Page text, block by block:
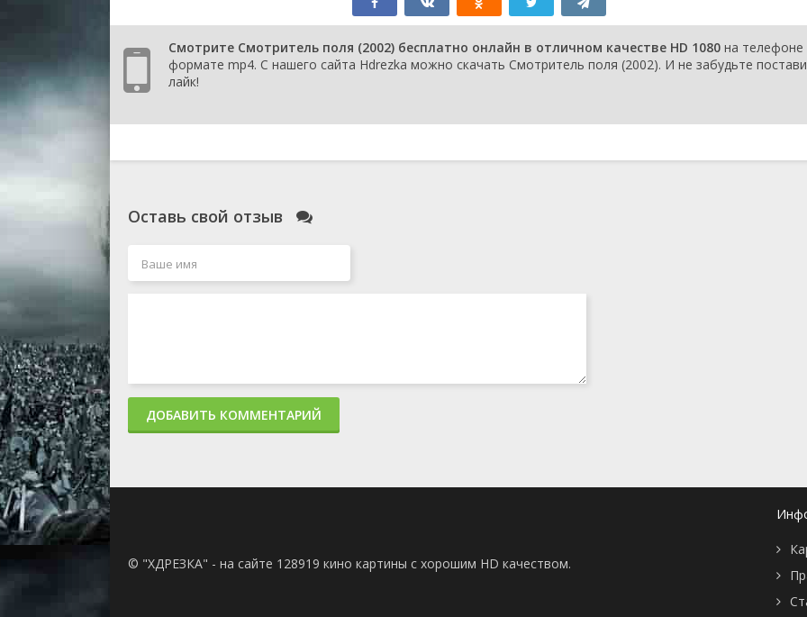
Смотрите Смотритель поля (2002) бесплатно онлайн в отличном качестве HD 1080 на телефоне
формате mp4. С нашего сайта Hdrezka можно скачать Смотритель поля (2002). И не забудьте
лайк!
Оставь свой отзыв
ДОБАВИТЬ КОММЕНТАРИЙ
© "ХДРЕЗКА" - на сайте 128919 кино картины с хорошим HD качеством.